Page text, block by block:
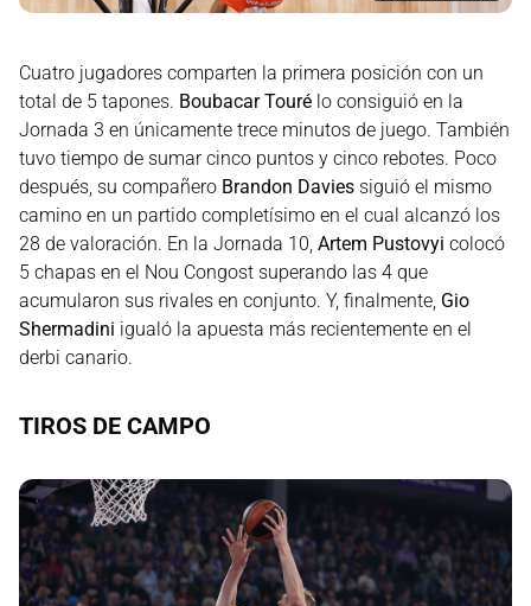
Cuatro jugadores comparten la primera posición con un
total de 5 tapones. Boubacar Touré lo consiguió en la
Jornada 3 en únicamente trece minutos de juego. También
tuvo tiempo de sumar cinco puntos y cinco rebotes. Poco
después, su compañero Brandon Davies siguió el mismo
camino en un partido completísimo en el cual alcanzó los
28 de valoración. En la Jornada 10, Artem Pustovyi colocó
5 chapas en el Nou Congost superando las 4 que
acumularon sus rivales en conjunto. Y, finalmente, Gio
Shermadini igualó la apuesta más recientemente en el
derbi canario.
TIROS DE CAMPO